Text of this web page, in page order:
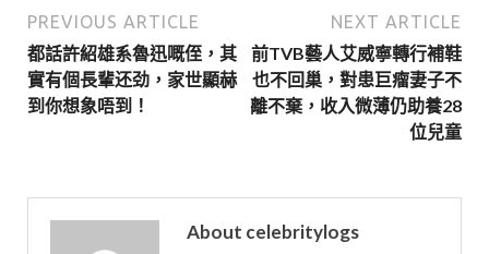
PREVIOUS ARTICLE
都話許紹雄系魯迅嘅侄，其
實有個長輩还劲，家世顯赫
到你想象唔到！
NEXT ARTICLE
前TVB藝人艾威寧轉行補鞋
也不回巢，對患巨瘤妻子不
離不棄，收入微薄仍助養28
位兒童
About celebritylogs